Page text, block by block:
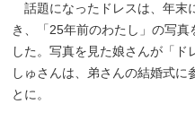
話題になったドレスは、年末
き、「25年前のわたし」の写
した。写真を見た娘さんが「
しゅさんは、弟さんの結婚式に
とに。